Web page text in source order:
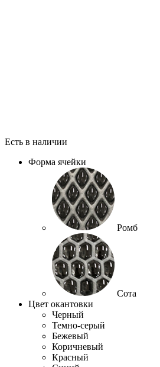
Есть в наличии
Форма ячейки
Ромб
Сота
Цвет окантовки
Черный
Темно-серый
Бежевый
Коричневый
Красный